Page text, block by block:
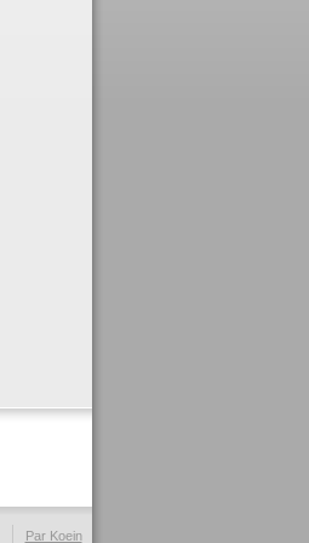
Par Koein